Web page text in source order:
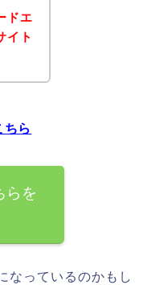
ドエ
イト
ら
らを
なっているのかもし